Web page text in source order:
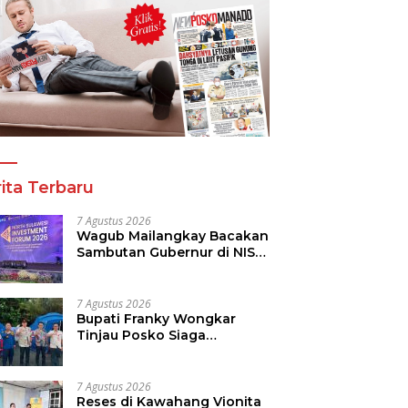
Terbaru
7 Agustus 2026
Wagub Mailangkay Bacakan
Sambutan Gubernur di NISF
Hilirisasi Kelapa ke Investor
7 Agustus 2026
Bupati Franky Wongkar
Tinjau Posko Siaga
Musim Kemarau
7 Agustus 2026
Reses di Kawahang Vionita